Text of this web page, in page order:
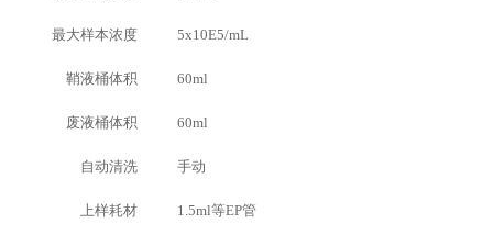
最大样本浓度 5x10E5/mL
鞘液桶体积 60ml
废液桶体积 60ml
自动清洗 手动
上样耗材 1.5ml等EP管